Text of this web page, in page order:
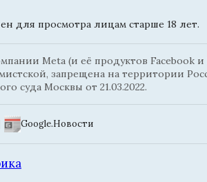
для просмотра лицам старше 18 лет.
Meta (и её продуктов Facebook и
запрещена на территории
суда Москвы от 21.03.2022.
Google.Новости